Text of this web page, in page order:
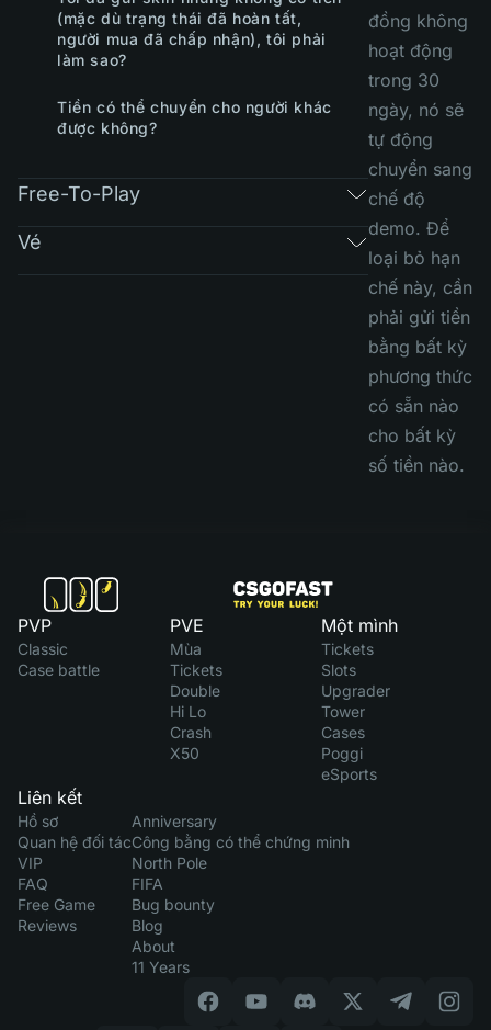
(mặc dù trạng thái đã hoàn tất,
người mua đã chấp nhận), tôi phải
làm sao?
Tiền có thể chuyển cho người khác
được không?
Free-To-Play
Vé
đồng không
hoạt động
trong 30
ngày, nó sẽ
tự động
chuyển sang
chế độ
demo. Để
loại bỏ hạn
chế này, cần
phải gửi tiền
bằng bất kỳ
phương thức
có sẵn nào
cho bất kỳ
số tiền nào.
PVP
Classic
Case battle
PVE
Mùa
Tickets
Double
Hi Lo
Crash
X50
Một mình
Tickets
Slots
Upgrader
Tower
Cases
Poggi
eSports
Liên kết
Hồ sơ
Quan hệ đối tác
VIP
FAQ
Free Game
Reviews
Anniversary
Công bằng có thể chứng minh
North Pole
FIFA
Bug bounty
Blog
About
11 Years